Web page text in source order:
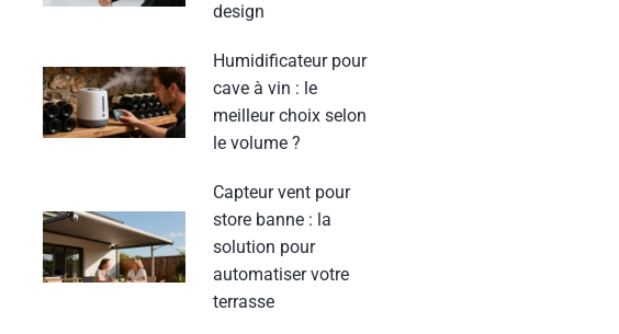
design
Humidificateur pour
cave à vin : le
meilleur choix selon
le volume ?
Capteur vent pour
store banne : la
solution pour
automatiser votre
terrasse